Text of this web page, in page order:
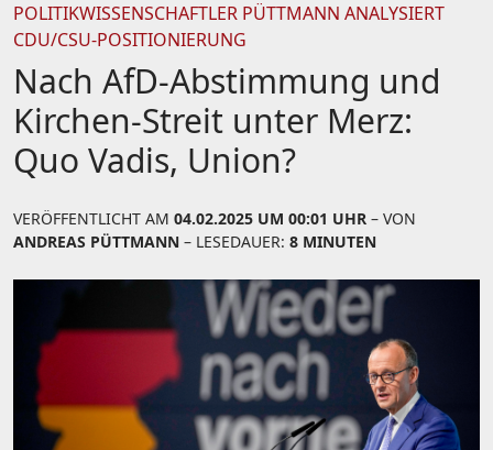
POLITIKWISSENSCHAFTLER PÜTTMANN ANALYSIERT
CDU/CSU-POSITIONIERUNG
Nach AfD-Abstimmung und
Kirchen-Streit unter Merz:
Quo Vadis, Union?
VERÖFFENTLICHT AM 04.02.2025 UM 00:01 UHR – VON
ANDREAS PÜTTMANN – LESEDAUER: 8 MINUTEN